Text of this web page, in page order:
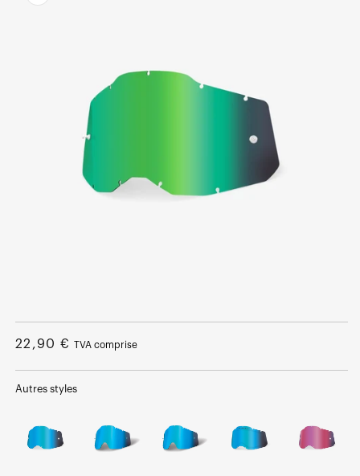
sur le
le
média
1
une
fenêtre
modale
Prix
22,90 € TVA comprise
Autres styles